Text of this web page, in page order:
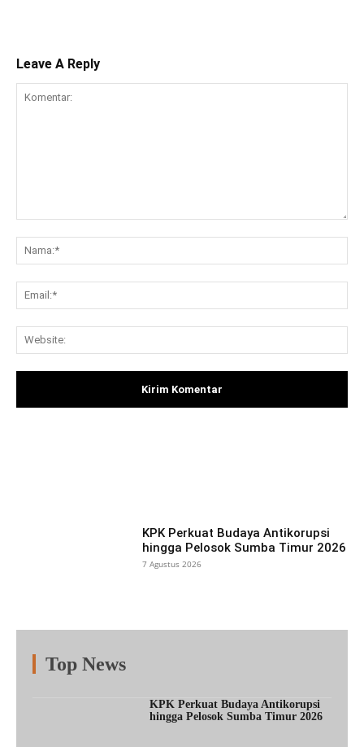
Leave A Reply
KPK Perkuat Budaya Antikorupsi
hingga Pelosok Sumba Timur 2026
7 Agustus 2026
Top News
KPK Perkuat Budaya Antikorupsi
hingga Pelosok Sumba Timur 2026